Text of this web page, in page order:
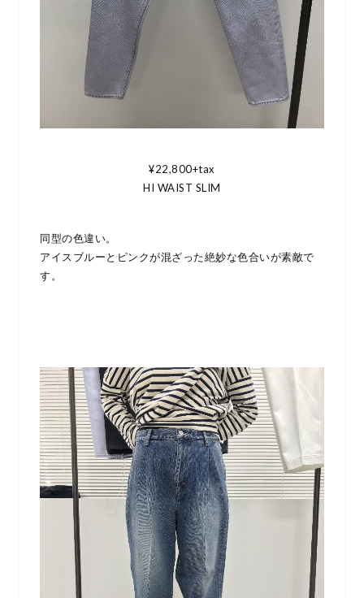
¥22,800+tax
HI WAIST SLIM
同型の色違い。
アイスブルーとピンクが混ざった絶妙な色合いが素敵で
す。